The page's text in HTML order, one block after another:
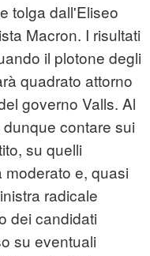
tolga dall'Eliseo
Macron. I risultati
il plotone degli
quadrato attorno
governo Valls. Al
contare sui
su quelli
e, quasi
radicale
dei candidati
su eventuali